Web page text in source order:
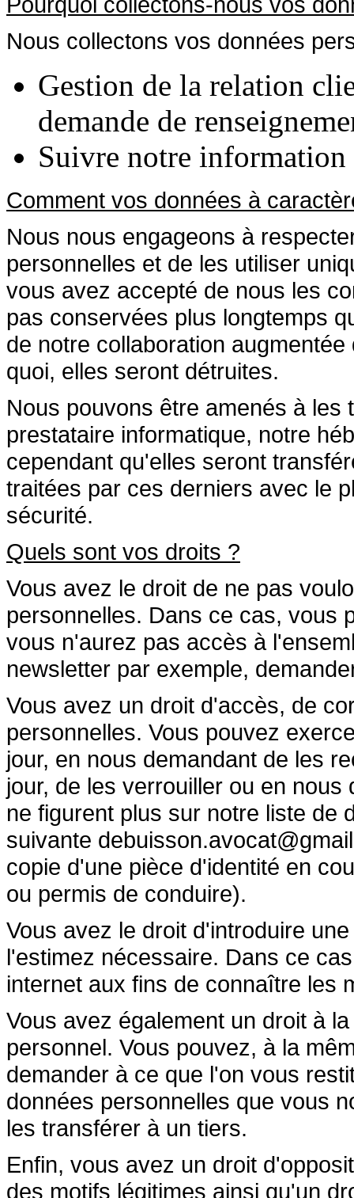
Nous collectons vos données
Gestion de la relation
demande de
Suivre notre information
Comment vos données à
Nous nous engageons à
personnelles et de les utiliser
vous avez accepté de nous les
pas conservées plus longtemps
de notre collaboration
quoi, elles seront détruites.
Nous pouvons être amenés à
prestataire informatique, notre
cependant qu'elles seront
traitées par ces derniers avec le
sécurité.
Quels sont vos droits ?
Vous avez le droit de ne pas
personnelles. Dans ce cas, vous
vous n'aurez pas accès à
newsletter par exemple,
Vous avez un droit d'accès, de
personnelles. Vous pouvez
jour, en nous demandant de les
jour, de les verrouiller ou en
ne figurent plus sur notre liste de
suivante
copie d'une pièce d'identité en
ou permis de conduire).
Vous avez le droit d'introduire
l'estimez nécessaire. Dans ce
internet aux fins de connaître les
Vous avez également un droit à
personnel. Vous pouvez, à la
demander à ce que l'on vous
données personnelles que vous
les transférer à un tiers.
Enfin, vous avez un droit
des motifs légitimes ainsi qu'un